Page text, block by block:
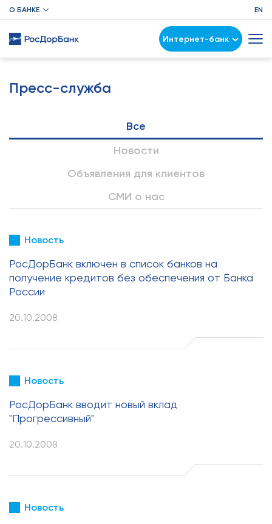
О БАНКЕ EN
Интернет-банк
Пресс-служба
Все
Новости
Объявления для клиентов
СМИ о нас
Новость
РосДорБанк включен в список банков на
получение кредитов без обеспечения от Банка
России
20.10.2008
Новость
РосДорБанк вводит новый вклад
"Прогрессивный"
20.10.2008
Новость